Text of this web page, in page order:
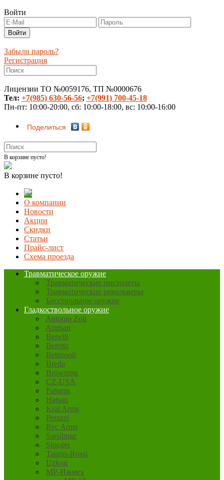
Войти
Забыли пароль?
Регистрация
Лицензии ТО №0059176, ТП №0000676
Тел: +7(985) 630-56-56; +7(991) 700-45-18
Пн-пт: 10:00-20:00, сб: 10:00-18:00, вс: 10:00-16:00
Поделиться
В корзине пусто!
В корзине пусто!
О компании
Новости
Акции
Скидки
Статьи
Прайс-лист
Схема проезда
Травматическое оружие
Травматические пистолеты
Травматические револьверы
Бесствольное оружие
Гладкоствольное оружие
Antonio Zoli
Armsan
Benelli
Beretta
Bettinsoli
Breda
Browning
CZ-USA
Fabarm
Hatsan
Kral Arms
Perazzi
Rec Arms
Sarsilmaz
Stoeger
Taurus-Rossi
Uzkon
MP-Ижмех